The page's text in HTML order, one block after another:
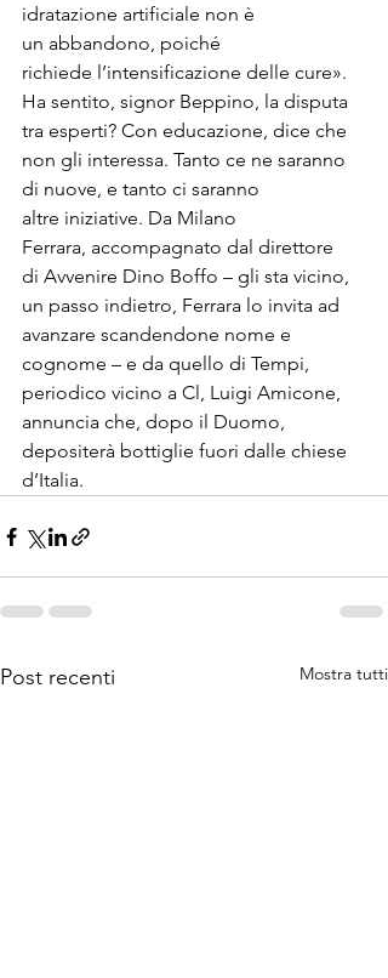
idratazione artificiale non è
un abbandono, poiché
richiede l’intensificazione delle cure».
Ha sentito, signor Beppino, la disputa
tra esperti? Con educazione, dice che
non gli interessa. Tanto ce ne saranno
di nuove, e tanto ci saranno
altre iniziative. Da Milano
Ferrara, accompagnato dal direttore
di Avvenire Dino Boffo – gli sta vicino,
un passo indietro, Ferrara lo invita ad
avanzare scandendone nome e
cognome – e da quello di Tempi,
periodico vicino a Cl, Luigi Amicone,
annuncia che, dopo il Duomo,
depositerà bottiglie fuori dalle chiese
d’Italia.
Post recenti Mostra tutti